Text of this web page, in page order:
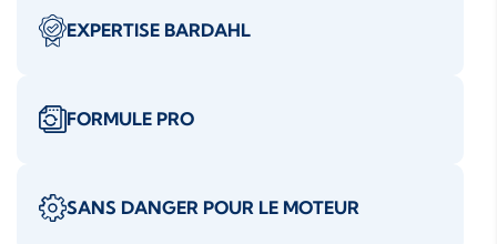
EXPERTISE BARDAHL
FORMULE PRO
SANS DANGER POUR LE MOTEUR